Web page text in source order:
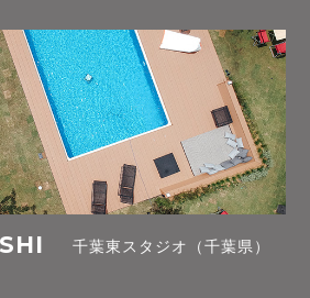
千葉東スタジオ（千葉県）